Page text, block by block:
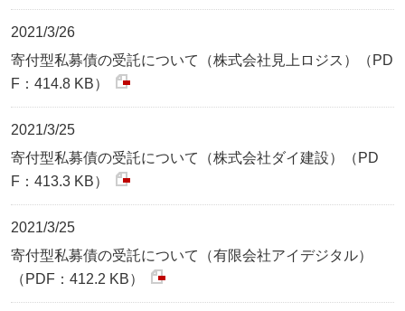
2021/3/26
寄付型私募債の受託について（株式会社見上ロジス）（PD
F：414.8 KB）
2021/3/25
寄付型私募債の受託について（株式会社ダイ建設）（PD
F：413.3 KB）
2021/3/25
寄付型私募債の受託について（有限会社アイデジタル）
（PDF：412.2 KB）